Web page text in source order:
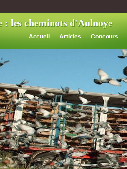
: les cheminots d'Aulnoye
Accueil Articles Concours